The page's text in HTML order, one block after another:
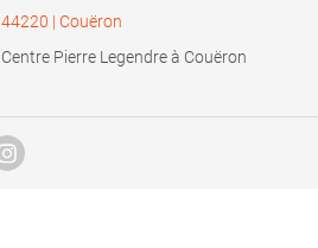
44220 | Couëron
Centre Pierre Legendre à Couëron